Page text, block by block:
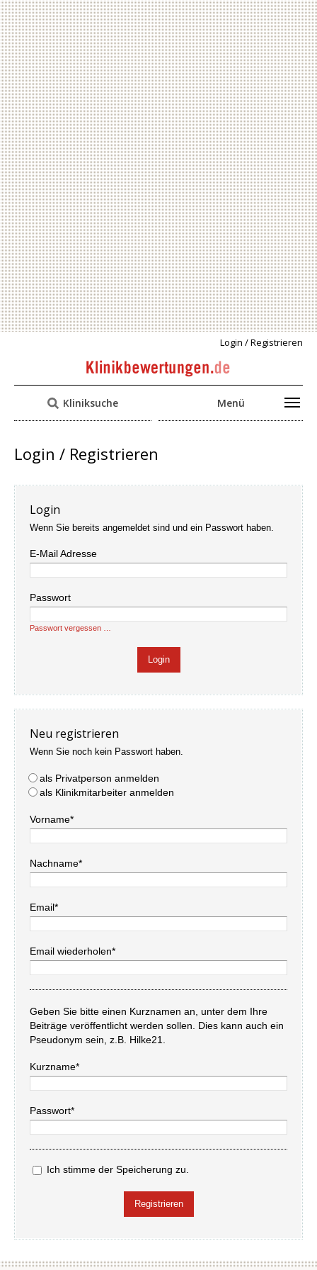
Login / Registrieren
Kliniksuche Menü
Login / Registrieren
Login
Wenn Sie bereits angemeldet sind und ein Passwort haben.
E-Mail Adresse
Passwort
Passwort vergessen …
Neu registrieren
Wenn Sie noch kein Passwort haben.
als Privatperson anmelden
als Klinikmitarbeiter anmelden
Vorname*
Nachname*
Email*
Email wiederholen*
Geben Sie bitte einen Kurznamen an, unter dem Ihre
Beiträge veröffentlicht werden sollen. Dies kann auch ein
Pseudonym sein, z.B. Hilke21.
Kurzname*
Passwort*
Ich stimme der Speicherung zu.